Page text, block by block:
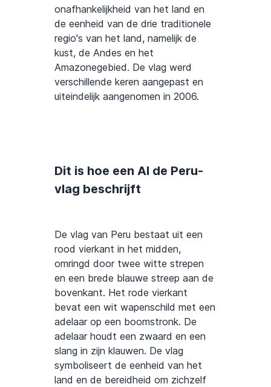
onafhankelijkheid van het land en
de eenheid van de drie traditionele
regio's van het land, namelijk de
kust, de Andes en het
Amazonegebied. De vlag werd
verschillende keren aangepast en
uiteindelijk aangenomen in 2006.
Dit is hoe een AI de Peru-
vlag beschrijft
De vlag van Peru bestaat uit een
rood vierkant in het midden,
omringd door twee witte strepen
en een brede blauwe streep aan de
bovenkant. Het rode vierkant
bevat een wit wapenschild met een
adelaar op een boomstronk. De
adelaar houdt een zwaard en een
slang in zijn klauwen. De vlag
symboliseert de eenheid van het
land en de bereidheid om zichzelf